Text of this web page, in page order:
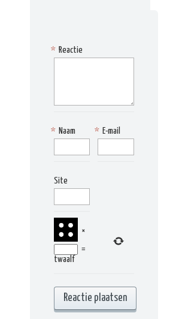
Reactie
*
Naam
* E-mail
*
Site
×
=
twaalf